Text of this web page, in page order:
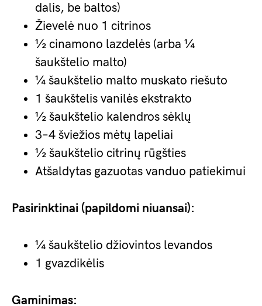
dalis, be baltos)
Žievelė nuo 1 citrinos
½ cinamono lazdelės (arba ¼
šaukštelio malto)
¼ šaukštelio malto muskato riešuto
1 šaukštelis vanilės ekstrakto
½ šaukštelio kalendros sėklų
3–4 šviežios mėtų lapeliai
½ šaukštelio citrinų rūgšties
Atšaldytas gazuotas vanduo patiekimui
Pasirinktinai (papildomi niuansai):
¼ šaukštelio džiovintos levandos
1 gvazdikėlis
Gaminimas: